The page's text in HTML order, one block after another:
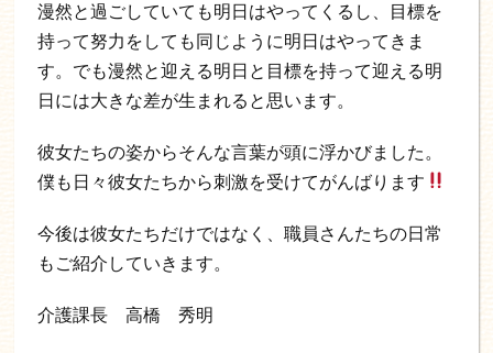
漫然と過ごしていても明日はやってくるし、目標を
持って努力をしても同じように明日はやってきま
す。でも漫然と迎える明日と目標を持って迎える明
日には大きな差が生まれると思います。
彼女たちの姿からそんな言葉が頭に浮かびました。
僕も日々彼女たちから刺激を受けてがんばります
今後は彼女たちだけではなく、職員さんたちの日常
もご紹介していきます。
介護課長 高橋 秀明